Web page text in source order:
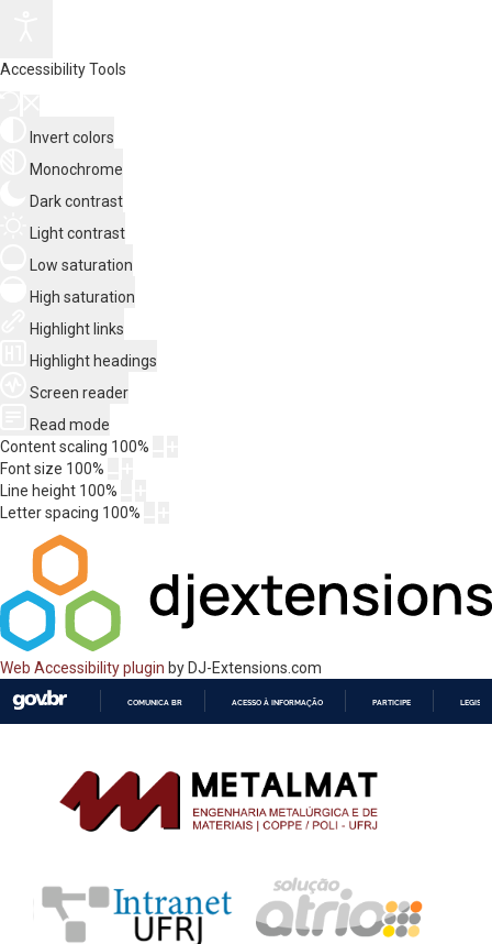
Accessibility Tools
Invert colors
Monochrome
Dark contrast
Light contrast
Low saturation
High saturation
Highlight links
Highlight headings
Screen reader
Read mode
Content scaling 100%
Font size 100%
Line height 100%
Letter spacing 100%
Web Accessibility plugin by DJ-Extensions.com
CONTEÚDO
COMUNICA BR ACESSO À INFORMAÇÃO PARTICIPE